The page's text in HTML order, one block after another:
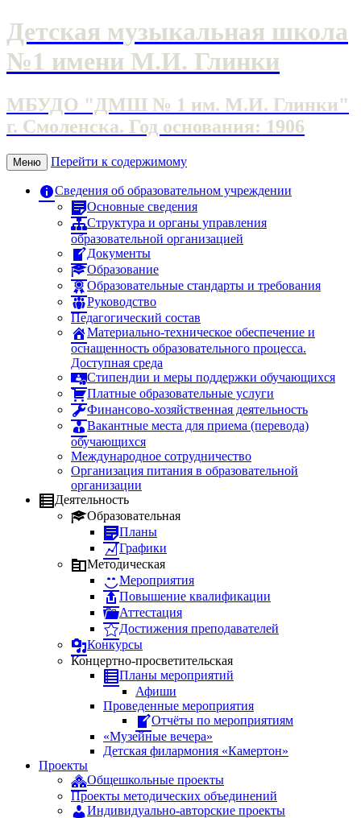
Детская музыкальная школа
№1 имени М.И. Глинки
МБУДО "ДМШ № 1 им. М.И. Глинки"
г. Смоленска. Год основания: 1906
Меню Перейти к содержимому
Сведения об образовательном учреждении
Основные сведения
Структура и органы управления
образовательной организацией
Документы
Образование
Образовательные стандарты и требования
Руководство
Педагогический состав
Материально-техническое обеспечение и
оснащенность образовательного процесса.
Доступная среда
Стипендии и меры поддержки обучающихся
Платные образовательные услуги
Финансово-хозяйственная деятельность
Вакантные места для приема (перевода)
обучающихся
Международное сотрудничество
Организация питания в образовательной
организации
Деятельность
Образовательная
Планы
Графики
Методическая
Мероприятия
Повышение квалификации
Аттестация
Достижения преподавателей
Конкурсы
Концертно-просветительская
Планы мероприятий
Афиши
Проведенные мероприятия
Отчёты по мероприятиям
«Музейные вечера»
Детская филармония «Камертон»
Проекты
Общешкольные проекты
Проекты методических объединений
Индивидуально-авторские проекты